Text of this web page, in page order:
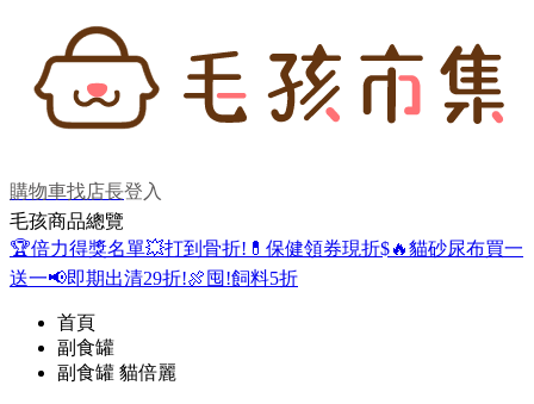
購物車找店長登入
毛孩商品總覽
🏆倍力得獎名單💥打到骨折! 💊保健領券現折$🔥貓砂尿布買一
送一📢即期出清29折!🍖囤!飼料5折
首頁
副食罐
副食罐 貓倍麗